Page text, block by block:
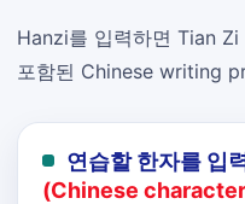
Hanzi를 입력하면 Tian
포함된 Chinese writing
연습할 한자를 입
(Chinese